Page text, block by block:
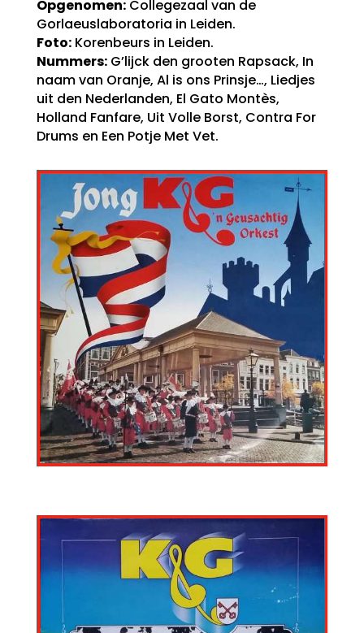
Opgenomen:Collegezaal van de
Gorlaeuslaboratoria in Leiden.
Foto:Korenbeurs in Leiden.
Nummers:G’lijck den grooten Rapsack, In
naam van Oranje, Al is ons Prinsje…, Liedjes
uit den Nederlanden, El Gato Montès,
Holland Fanfare, Uit Volle Borst, Contra For
Drums en Een Potje Met Vet.